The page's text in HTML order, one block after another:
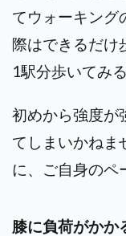
てウォーキング
際はできるだけ
1駅分歩いてみ
初めから強度が
てしまいかねま
に、ご自身のペ
膝に負荷がかか